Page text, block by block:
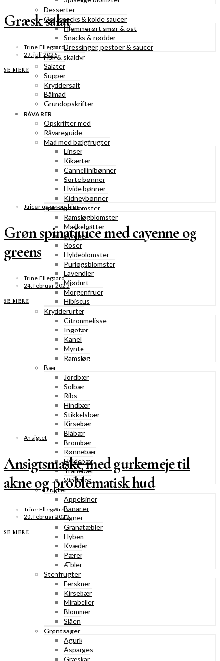
Desserter
Ost, snacks & kolde saucer
Hjemmerørt smør & ost
Snacks & nødder
Dressinger, pestoer & saucer
Fisk & skaldyr
Salater
Supper
Kryddersalt
Bålmad
Grundopskrifter
RÅVARER
Opskrifter med
Råvareguide
Mad med bælgfrugter
Linser
Kikærter
Cannellinibønner
Sorte bønner
Hvide bønner
Kidneybønner
Spiselige blomster
Ramsløgblomster
Mælkebøtter
Syrener
Roser
Hyldeblomster
Purløgsblomster
Lavendler
Mjødurt
Morgenfruer
Hibiscus
Krydderurter
Citronmelisse
Ingefær
Kanel
Mynte
Ramsløg
Bær
Jordbær
Solbær
Ribs
Hindbær
Stikkelsbær
Kirsebær
Blåbær
Brombær
Rønnebær
Hyldebær
Tranebær
Vindruer
Frugter
Appelsiner
Bananer
Figner
Granatæbler
Hyben
Kvæder
Pærer
Æbler
Stenfrugter
Ferskner
Kirsebær
Mirabeller
Blommer
Slåen
Grøntsager
Agurk
Asparges
Græskar
Græsk salat
Trine Ellegaard
29. juli 2026
SE MERE
Juicer og smoothies
Grøn spinatjuice med cayenne og
greens
Trine Ellegaard
24. februar 2025
SE MERE
Ansigtet
Ansigtsmaske med gurkemeje til
akne og problematisk hud
Trine Ellegaard
20. februar 2025
SE MERE